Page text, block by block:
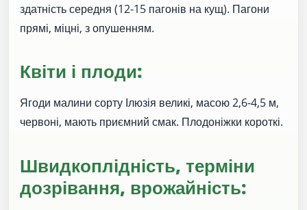
здатність середня (12-15 пагонів на кущ). Пагони
прямі, міцні, з опушенням.
Квіти і плоди:
Ягоди малини сорту Ілюзія великі, масою 2,6-4,5 м,
червоні, мають приємний смак. Плодоніжки короткі.
Швидкоплідність, терміни
дозрівання, врожайність: